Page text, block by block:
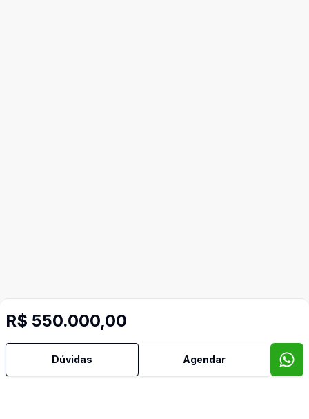
R$ 550.000,00
Dúvidas Agendar